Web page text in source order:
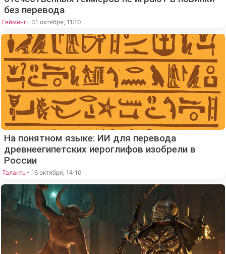
без перевода
Гейминг- 31 октября, 11:10
На понятном языке: ИИ для перевода
древнеегипетских иероглифов изобрели в
России
Таланты- 16 октября, 14:10